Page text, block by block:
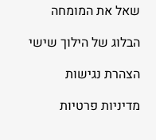
שאל את המומחה
הבלוג של הילוך שישי
הצהרת נגישות
מדיניות פרטיות